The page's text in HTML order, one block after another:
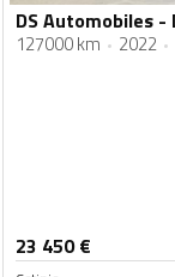
127000 km 2022
23 450€